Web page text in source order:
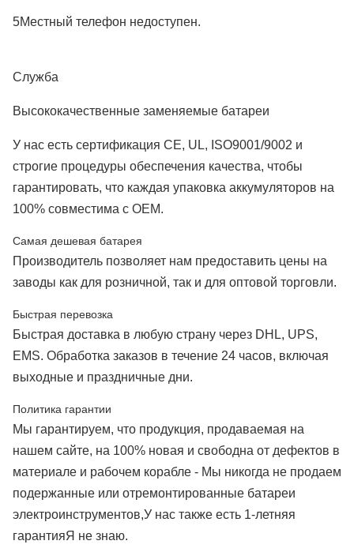
5Местный телефон недоступен.
Служба
Высококачественные заменяемые батареи
У нас есть сертификация CE, UL, ISO9001/9002 и
строгие процедуры обеспечения качества, чтобы
гарантировать, что каждая упаковка аккумуляторов на
100% совместима с OEM.
Самая дешевая батарея
Производитель позволяет нам предоставить цены на
заводы как для розничной, так и для оптовой торговли.
Быстрая перевозка
Быстрая доставка в любую страну через DHL, UPS,
EMS. Обработка заказов в течение 24 часов, включая
выходные и праздничные дни.
Политика гарантии
Мы гарантируем, что продукция, продаваемая на
нашем сайте, на 100% новая и свободна от дефектов в
материале и рабочем корабле - Мы никогда не продаем
подержанные или отремонтированные батареи
электроинструментов,У нас также есть 1-летняя
гарантияЯ не знаю.